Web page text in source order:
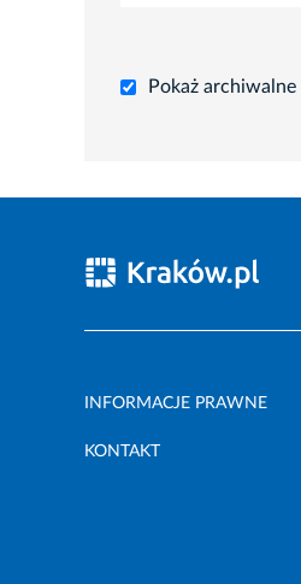
Pokaż archiwalne
INFORMACJE PRAWNE
KONTAKT